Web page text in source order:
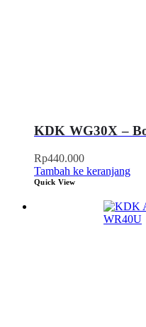
KDK WG30X –
Rp440.000
Tambah ke keranjang
Quick View